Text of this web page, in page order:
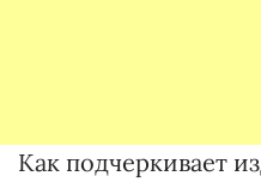
Как подчеркивает